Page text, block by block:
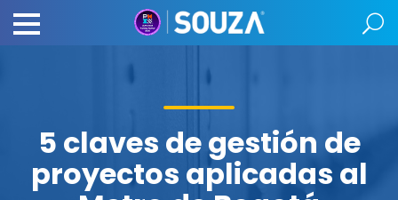
5 claves de gestión de
proyectos aplicadas al